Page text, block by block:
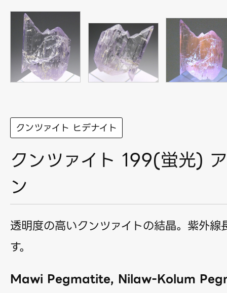
クンツァイト ヒデナイト
クンツァイト 199(蛍光)
ン
透明度の高いクンツァイトの結晶。紫外線
す。
Mawi Pegmatite, Nilaw-Kolum